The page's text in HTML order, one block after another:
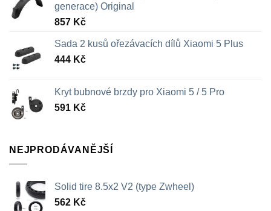
generace) Original
857 Kč
Sada 2 kusů ořezávacích dílů Xiaomi 5 Plus
444 Kč
Kryt bubnové brzdy pro Xiaomi 5 / 5 Pro
591 Kč
NEJPRODÁVANĚJŠÍ
Solid tire 8.5x2 V2 (type Zwheel)
562 Kč